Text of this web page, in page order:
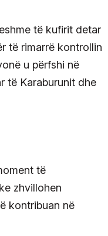
të kufirit detar
të rimarrë kontrollin
u përfshi në
të Karaburunit dhe
të
zhvillohen
kontribuan në